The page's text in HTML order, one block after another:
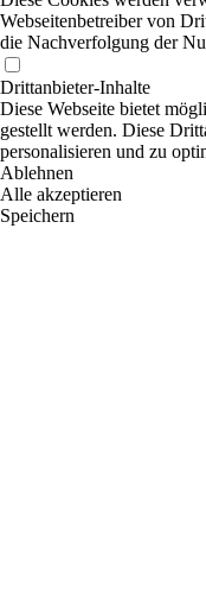
Webseitenbetreiber von
die Nachverfolgung der
Drittanbieter-Inhalte
Diese Webseite bietet
gestellt werden. Diese
personalisieren und zu
Ablehnen
Alle akzeptieren
Speichern